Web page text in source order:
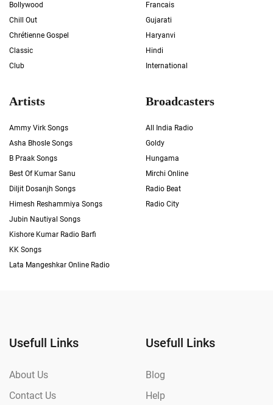
Bollywood
Chill Out
Chrétienne Gospel
Classic
Club
Francais
Gujarati
Haryanvi
Hindi
International
Artists
Ammy Virk Songs
Asha Bhosle Songs
B Praak Songs
Best Of Kumar Sanu
Diljit Dosanjh Songs
Himesh Reshammiya Songs
Jubin Nautiyal Songs
Kishore Kumar Radio Barfi
KK Songs
Lata Mangeshkar Online Radio
Broadcasters
All India Radio
Goldy
Hungama
Mirchi Online
Radio Beat
Radio City
Usefull Links
About Us
Contact Us
Usefull Links
Blog
Help